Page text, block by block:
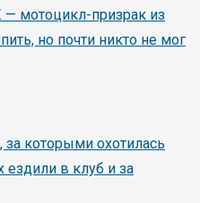
— мотоцикл-призрак из
но почти никто не мог
которыми охотилась
ездили в клуб и за